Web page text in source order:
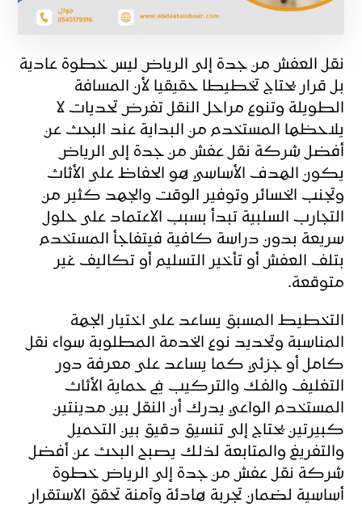
نقل العفش من جدة إلى الرياض ليس خطوة عادية
بل قرار يحتاج تخطيطا حقيقيا لأن المسافة
الطويلة وتنوع مراحل النقل تفرض تحديات لا
يلاحظها المستخدم من البداية عند البحث عن
أفضل شركة نقل عفش من جدة إلى الرياض
يكون الهدف الأساسي هو الحفاظ على الأثاث
وتجنب الخسائر وتوفير الوقت والجهد كثير من
التجارب السلبية تبدأ بسبب الاعتماد على حلول
سريعة بدون دراسة كافية فيتفاجأ المستخدم
بتلف العفش أو تأخير التسليم أو تكاليف غير
متوقعة.
التخطيط المسبق يساعد على اختيار الجهة
المناسبة وتحديد نوع الخدمة المطلوبة سواء نقل
كامل أو جزئي كما يساعد على معرفة دور
التغليف والفك والتركيب في حماية الأثاث
المستخدم الواعي يدرك أن النقل بين مدينتين
كبيرتين يحتاج إلى تنسيق دقيق بين التحميل
والتفريغ والمتابعة لذلك يصبح البحث عن أفضل
شركة نقل عفش من جدة إلى الرياض خطوة
أساسية لضمان تجربة هادئة وآمنة تحقق الاستقرار